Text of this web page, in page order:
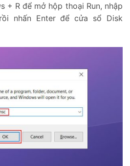
+ R để mở hộp thoại Run, nhập
nhấn Enter để cửa sổ Disk